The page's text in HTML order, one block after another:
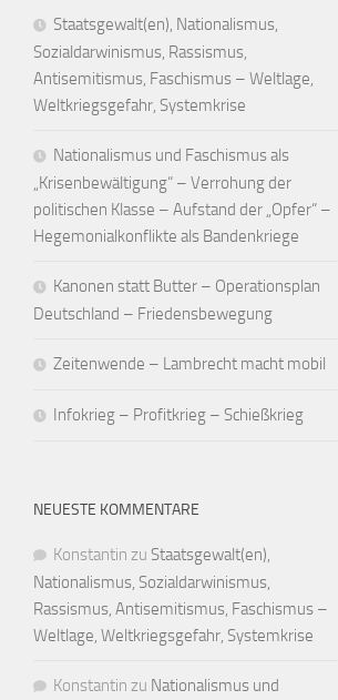
Staatsgewalt(en), Nationalismus,
Sozialdarwinismus, Rassismus,
Antisemitismus, Faschismus – Weltlage,
Weltkriegsgefahr, Systemkrise
Nationalismus und Faschismus als
„Krisenbewältigung“ – Verrohung der
politischen Klasse – Aufstand der „Opfer“ –
Hegemonialkonflikte als Bandenkriege
Kanonen statt Butter – Operationsplan
Deutschland – Friedensbewegung
Zeitenwende – Lambrecht macht mobil
Infokrieg – Profitkrieg – Schießkrieg
NEUESTE KOMMENTARE
Konstantin zu Staatsgewalt(en),
Nationalismus, Sozialdarwinismus,
Rassismus, Antisemitismus, Faschismus –
Weltlage, Weltkriegsgefahr, Systemkrise
Konstantin zu Nationalismus und